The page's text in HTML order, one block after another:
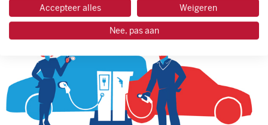
Accepteer alles Weigeren
Nee, pas aan